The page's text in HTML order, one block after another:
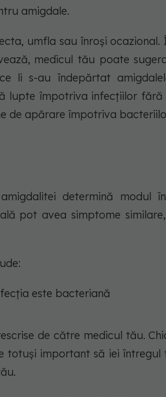
amigdale.
umfla sau înroși
medicul tău poate
li s-au îndepărtat
lupte împotriva infecțiilor fără
de apărare împotriva
determină modul
pot avea simptome
este bacteriană
de către medicul tău.
totuși important să iei